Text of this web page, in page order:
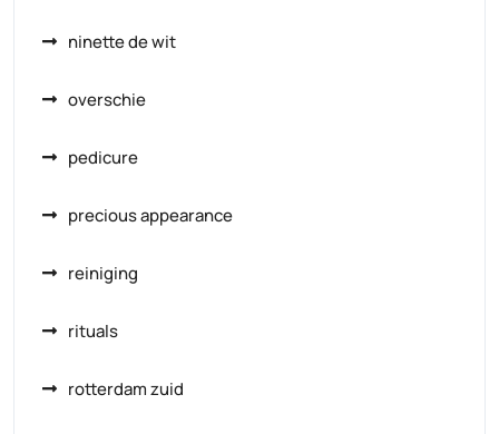
ninette de wit
overschie
pedicure
precious appearance
reiniging
rituals
rotterdam zuid